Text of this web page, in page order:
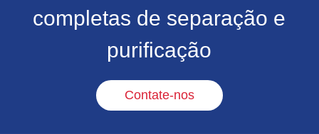
completas de separação e
purificação
Contate-nos